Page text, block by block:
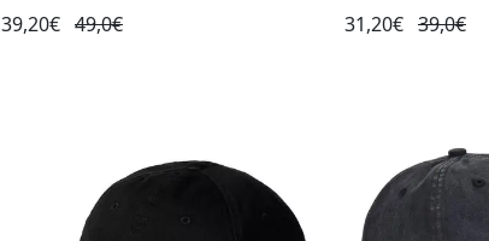
39,20€ 49,0€
31,20€ 39,0€